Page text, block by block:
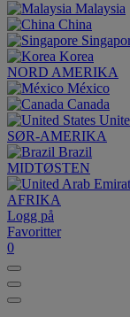
Malaysia
China
Korea
NORD AMERIKA
México
Canada
SØR-AMERIKA
Brazil
MIDTØSTEN
AFRIKA
Logg på
Favoritter
0